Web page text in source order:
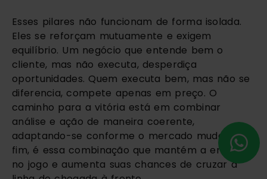
Esses pilares não funcionam de forma isolada.
Eles se reforçam mutuamente e exigem
equilíbrio. Um negócio que entende bem o
cliente, mas não executa, desperdiça
oportunidades. Quem executa bem, mas não se
diferencia, compete apenas em preço. O
caminho para a vitória está em combinar
análise e ação de maneira coerente,
adaptando-se conforme o mercado muda. No
fim, é essa combinação que mantém a empresa
no jogo e aumenta suas chances de cruzar a